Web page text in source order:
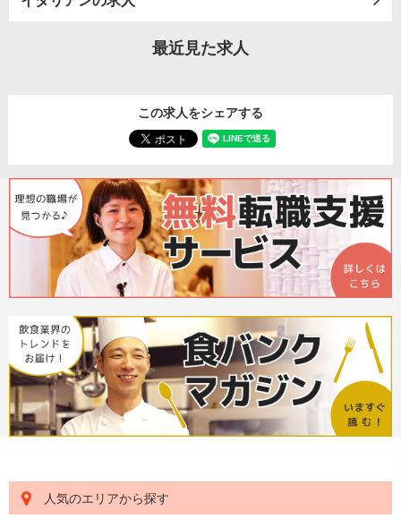
最近見た求人
この求人をシェアする
人気のエリアから探す